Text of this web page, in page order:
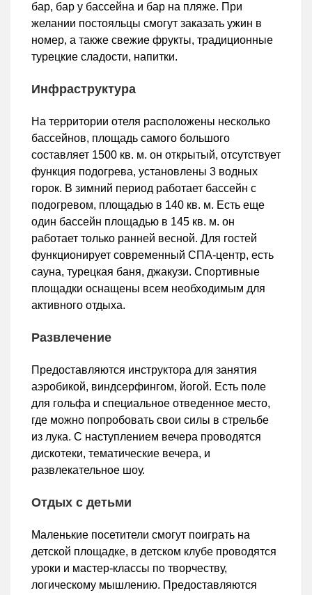
бар, бар у бассейна и бар на пляже. При
желании постояльцы смогут заказать ужин в
номер, а также свежие фрукты, традиционные
турецкие сладости, напитки.
Инфраструктура
На территории отеля расположены несколько
бассейнов, площадь самого большого
составляет 1500 кв. м. он открытый, отсутствует
функция подогрева, установлены 3 водных
горок. В зимний период работает бассейн с
подогревом, площадью в 140 кв. м. Есть еще
один бассейн площадью в 145 кв. м. он
работает только ранней весной. Для гостей
функционирует современный СПА-центр, есть
сауна, турецкая баня, джакузи. Спортивные
площадки оснащены всем необходимым для
активного отдыха.
Развлечение
Предоставляются инструктора для занятия
аэробикой, виндсерфингом, йогой. Есть поле
для гольфа и специальное отведенное место,
где можно попробовать свои силы в стрельбе
из лука. С наступлением вечера проводятся
дискотеки, тематические вечера, и
развлекательное шоу.
Отдых с детьми
Маленькие посетители смогут поиграть на
детской площадке, в детском клубе проводятся
уроки и мастер-классы по творчеству,
логическому мышлению. Предоставляются